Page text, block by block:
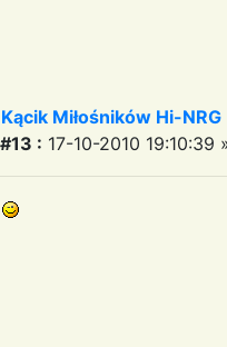
Miłośników Hi-NRG
: 17-10-2010 19:10:39